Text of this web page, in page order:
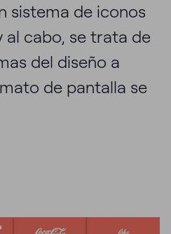
sistema de iconos
al cabo, se trata de
del diseño a
de pantalla se